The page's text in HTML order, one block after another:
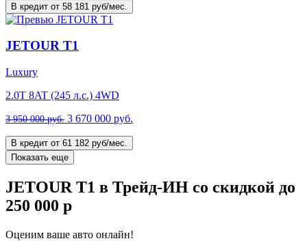
В кредит от 58 181 руб/мес.
JETOUR T1
Luxury
2.0T 8AT (245 л.с.) 4WD
3 950 000 руб. 3 670 000 руб.
В кредит от 61 182 руб/мес.
Показать еще
JETOUR T1 в Трейд-ИН со скидкой до
250 000 р
Оценим ваше авто онлайн!